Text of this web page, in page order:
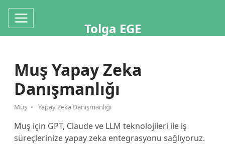
Tolga EGE
Muş Yapay Zeka
Danışmanlığı
Muş Yapay Zeka Danışmanlığı
Muş için GPT, Claude ve LLM teknolojileri ile iş
süreçlerinize yapay zeka entegrasyonu sağlıyoruz.